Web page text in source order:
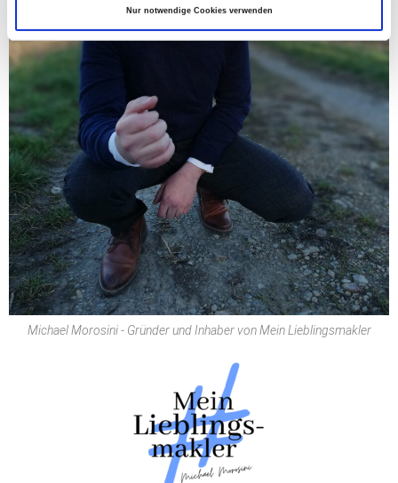
s
w
Nur notwendige Cookies verwenden
Michael Morosini - Gründer und Inhaber von Mein Lieblingsmakler